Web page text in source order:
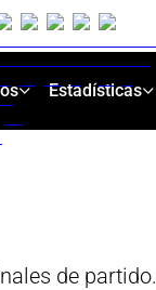
Estadísticas
de